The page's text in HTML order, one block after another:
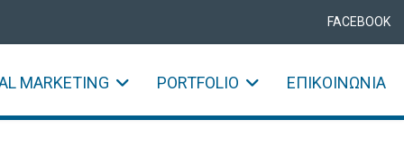
FACEBOOK
MARKETING PORTFOLIO ΕΠΙΚΟΙΝΩΝΊΑ